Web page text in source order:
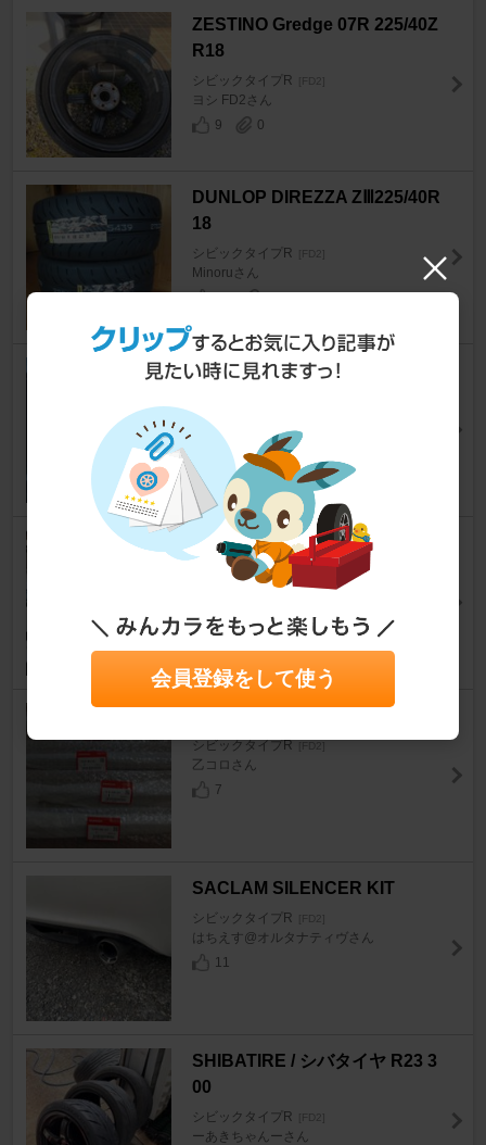
ZESTINO Gredge 07R 225/40Z
R18
シビックタイプR [FD2]
ヨシ FD2さん
9
0
DUNLOP DIREZZA ZⅢ225/40R
18
シビックタイプR [FD2]
Minoruさん
20
0
KENWOOD MDV-Z904
はちえす@オルタナティヴさん
10
SFC エアロキャッチ
シビックタイプR
Sola_Taroさん
7
シビックタイプR
乙コロさん
7
SACLAM SILENCER KIT
シビックタイプR [FD2]
はちえす@オルタナティヴさん
11
SHIBATIRE / シバタイヤ R23 3
00
シビックタイプR [FD2]
ーあきちゃんーさん
会員登録をして使う